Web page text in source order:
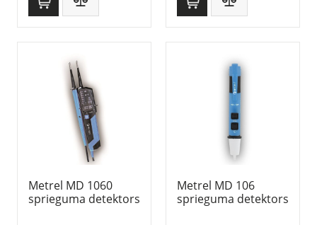
Metrel MD 1060
sprieguma detektors
Metrel MD 106
sprieguma detektors